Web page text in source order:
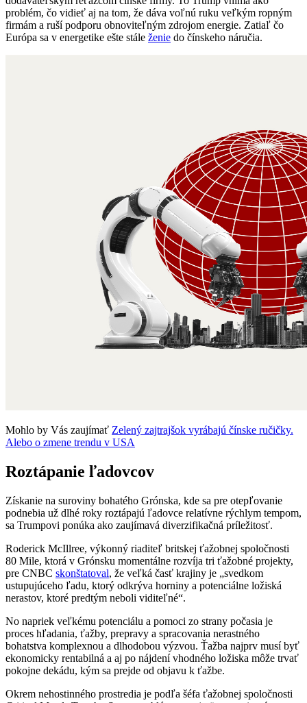
problém, čo vidieť aj na tom, že dáva voľnú ruku veľkým ropným
firmám a ruší podporu obnoviteľným zdrojom energie. Zatiaľ čo
Európa sa v energetike ešte stále ženie do čínskeho náručia.
Mohlo by Vás zaujímať Zelený zajtrajšok vyrábajú čínske ručičky.
Alebo o zmene trendu v USA
Roztápanie ľadovcov
Získanie na suroviny bohatého Grónska, kde sa pre otepľovanie
podnebia už dlhé roky roztápajú ľadovce relatívne rýchlym tempom,
sa Trumpovi ponúka ako zaujímavá diverzifikačná príležitosť.
Roderick McIllree, výkonný riaditeľ britskej ťažobnej spoločnosti
80 Mile, ktorá v Grónsku momentálne rozvíja tri ťažobné projekty,
pre CNBC skonštatoval, že veľká časť krajiny je „svedkom
ustupujúceho ľadu, ktorý odkrýva horniny a potenciálne ložiská
nerastov, ktoré predtým neboli viditeľné“.
No napriek veľkému potenciálu a pomoci zo strany počasia je
proces hľadania, ťažby, prepravy a spracovania nerastného
bohatstva komplexnou a dlhodobou výzvou. Ťažba najprv musí byť
ekonomicky rentabilná a aj po nájdení vhodného ložiska môže trvať
pokojne dekádu, kým sa prejde od objavu k ťažbe.
Okrem nehostinného prostredia je podľa šéfa ťažobnej spoločnosti